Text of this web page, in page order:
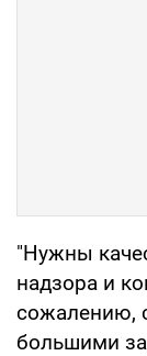
"Нужны
надзора и
сожалению,
большими